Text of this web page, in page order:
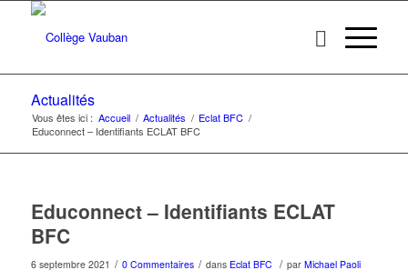
Actualités
Vous êtes ici : Accueil / Actualités / Eclat BFC /
Educonnect – Identifiants ECLAT BFC
Educonnect – Identifiants ECLAT
BFC
6 septembre 2021 / 0 Commentaires / dans Eclat BFC / par Michael Paoli